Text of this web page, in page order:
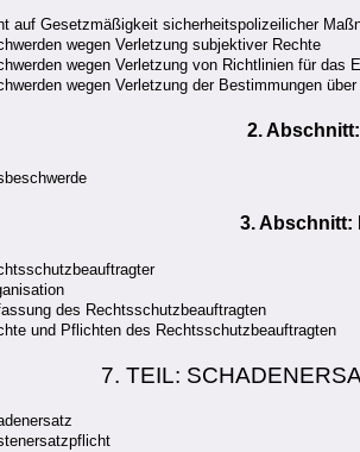
auf Gesetzmäßigkeit sicherheitspolizeilicher
wegen Verletzung subjektiver Rechte
wegen Verletzung von Richtlinien für das
wegen Verletzung der Bestimmungen
2.
3. Abschnitt:
des Rechtsschutzbeauftragten
und Pflichten des Rechtsschutzbeauftragten
7. TEIL: